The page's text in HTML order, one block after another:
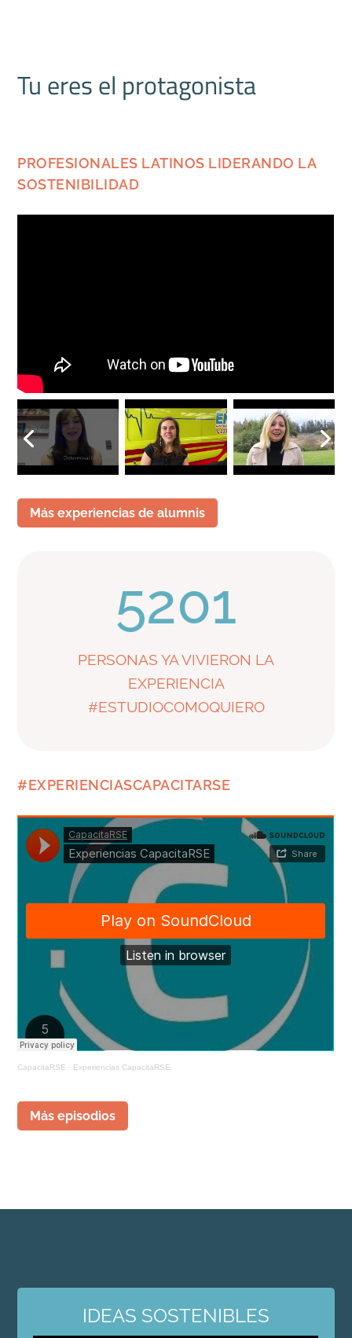
Tu eres el protagonista
PROFESIONALES LATINOS LIDERANDO LA
SOSTENIBILIDAD
Más experiencias de alumnis
5201
PERSONAS YA VIVIERON LA
EXPERIENCIA
#ESTUDIOCOMOQUIERO
#EXPERIENCIASCAPACITARSE
CapacitaRSE · Experiencias CapacitaRSE
Más episodios
IDEAS SOSTENIBLES